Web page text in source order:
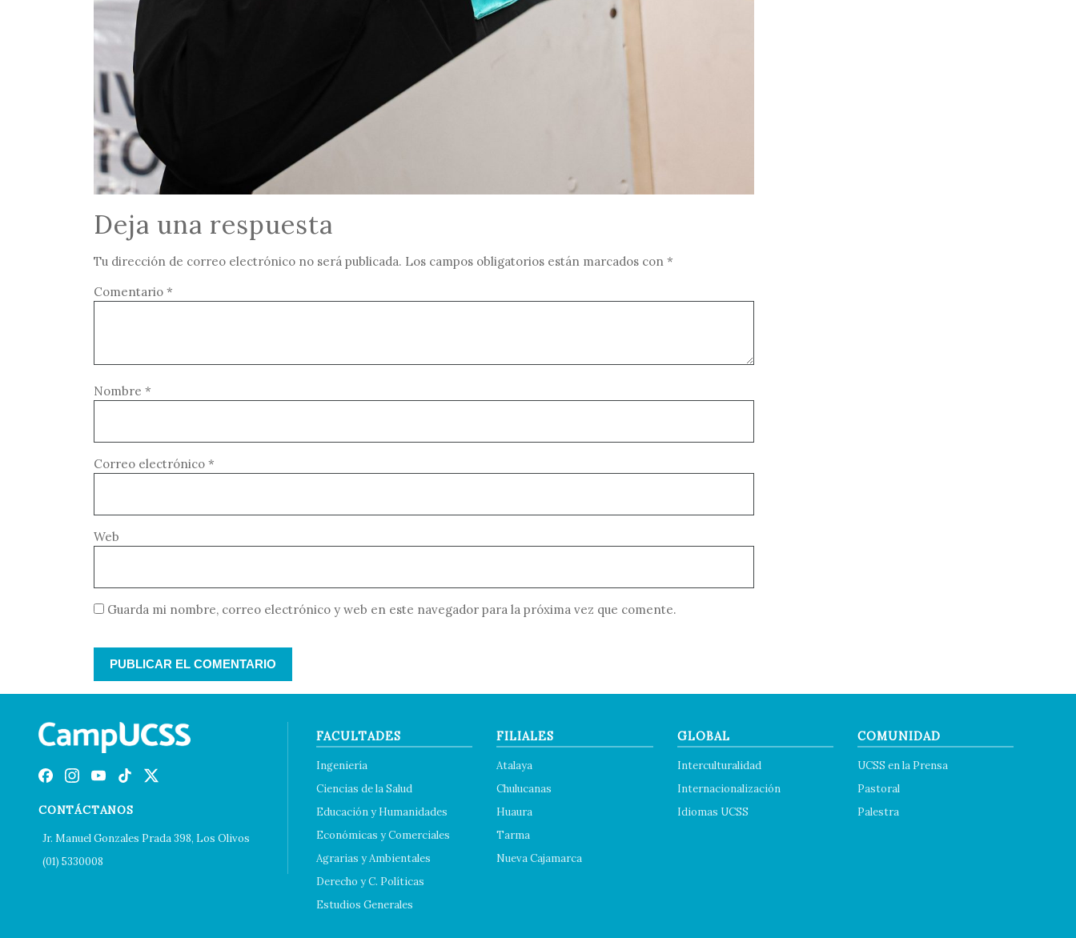
Deja una respuesta
Tu dirección de correo electrónico no será publicada. Los campos obligatorios están marcados con *
Comentario *
Nombre *
Correo electrónico *
Web
Guarda mi nombre, correo electrónico y web en este navegador para la próxima vez que comente.
CONTÁCTANOS
Jr. Manuel Gonzales Prada 398, Los Olivos
(01) 5330008
FACULTADES
Ingeniería
Ciencias de la Salud
Educación y Humanidades
Económicas y Comerciales
Agrarias y Ambientales
Derecho y C. Políticas
Estudios Generales
FILIALES
Atalaya
Chulucanas
Huaura
Tarma
Nueva Cajamarca
GLOBAL
Interculturalidad
Internacionalización
Idiomas UCSS
COMUNIDAD
UCSS en la Prensa
Pastoral
Palestra